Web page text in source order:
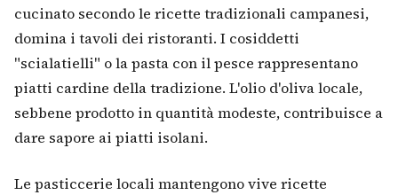
cucinato secondo le ricette tradizionali campanesi,
domina i tavoli dei ristoranti. I cosiddetti
"scialatielli" o la pasta con il pesce rappresentano
piatti cardine della tradizione. L'olio d'oliva locale,
sebbene prodotto in quantità modeste, contribuisce a
dare sapore ai piatti isolani.
Le pasticcerie locali mantengono vive ricette